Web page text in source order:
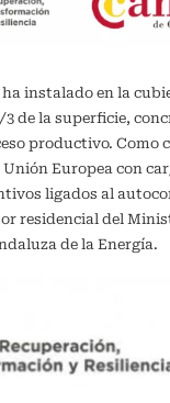
ha instalado en la
de la superficie,
productivo. Como
Europea con
ligados al
residencial del
de la Energía.